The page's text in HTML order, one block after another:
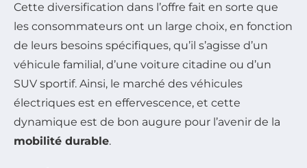
Cette diversification dans l’offre fait en sorte que
les consommateurs ont un large choix, en fonction
de leurs besoins spécifiques, qu’il s’agisse d’un
véhicule familial, d’une voiture citadine ou d’un
SUV sportif. Ainsi, le marché des véhicules
électriques est en effervescence, et cette
dynamique est de bon augure pour l’avenir de la
mobilité durable.